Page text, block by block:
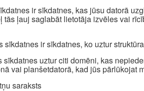
ir sīkdatnes, kas jūsu datorā
tās ļauj saglabāt lietotāja izvēles vai
sīkdatnes ir sīkdatnes, ko uztur
sīkdatnes uztur citi domēni, kas
vai planšetdatorā, kad jūs pārlūkojat
saraksts